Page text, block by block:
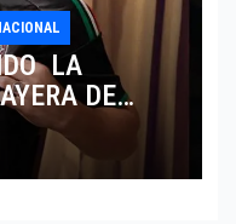
LA
DE
ARCHIVO
EN